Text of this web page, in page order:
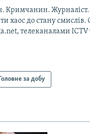
Кримчанин.
хаос до стану
телеканалами ICTV
за добу